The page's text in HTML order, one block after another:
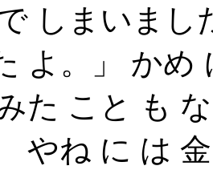
しまいまし
よ。」 かめ
た こと も
やね に は